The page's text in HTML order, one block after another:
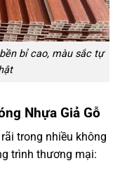
bỉ cao, màu sắc tự
Nhựa Giả Gỗ
trong nhiều không
trình thương mại: